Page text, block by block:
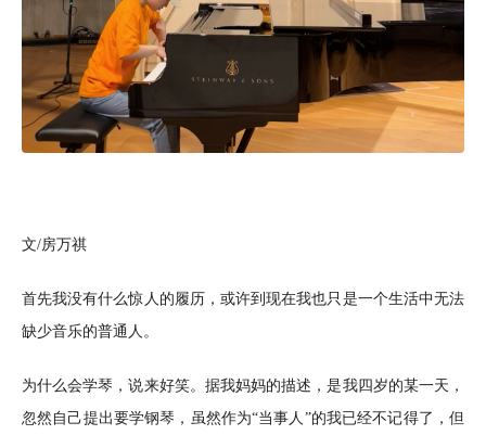
文/房万祺
首先我没有什么惊人的履历，或许到现在我也只是一个生活中无法
缺少音乐的普通人。
为什么会学琴，说来好笑。据我妈妈的描述，是我四岁的某一天，
忽然自己提出要学钢琴，虽然作为“当事人”的我已经不记得了，但